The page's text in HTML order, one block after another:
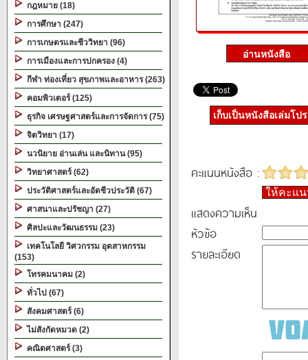
กฎหมาย (18)
การศึกษา (247)
การเกษตรและชีววิทยา (96)
การเมืองและการปกครอง (4)
กีฬา ท่องเที่ยว สุขภาพและอาหาร (263)
คอมพิวเตอร์ (125)
ธุรกิจ เศรษฐศาสตร์และการจัดการ (75)
จิตวิทยา (17)
นวนิยาย อ่านเล่น และนิทาน (95)
วิทยาศาสตร์ (62)
ประวัติศาสตร์และอัตชีวประวัติ (67)
ศาสนาและปรัชญา (27)
ศิลปะและวัฒนธรรม (23)
เทคโนโลยี วิศวกรรม อุตสาหกรรม
(153)
โทรคมนาคม (2)
ทั่วไป (67)
สังคมศาสตร์ (6)
ไม่สังกัดหมวด (2)
คณิตศาสตร์ (3)
เก็บเป็นหนังสือเล่มโป
คะแนนหนังสือ :
ให้คะแ
แสดงความเห็น
หัวข้อ
รายละเอียด